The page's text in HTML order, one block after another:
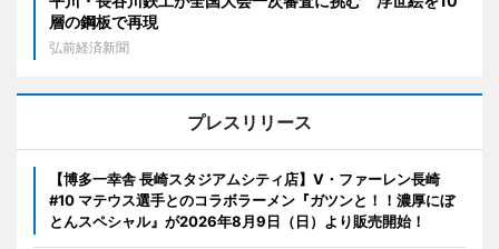
層の鋼板で再現
弘前経済新聞
プレスリリース
【博多一幸舎 長崎スタジアムシティ店】V・ファーレン長崎
#10 マテウス選手とのコラボラーメン『ガツンと！！濃厚にぼ
とんスペシャル』が2026年8月9日（日）より販売開始！